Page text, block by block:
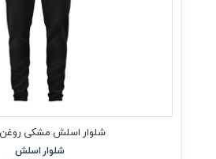
شلوار اسلش مشکی روغن
شلوار اسلش